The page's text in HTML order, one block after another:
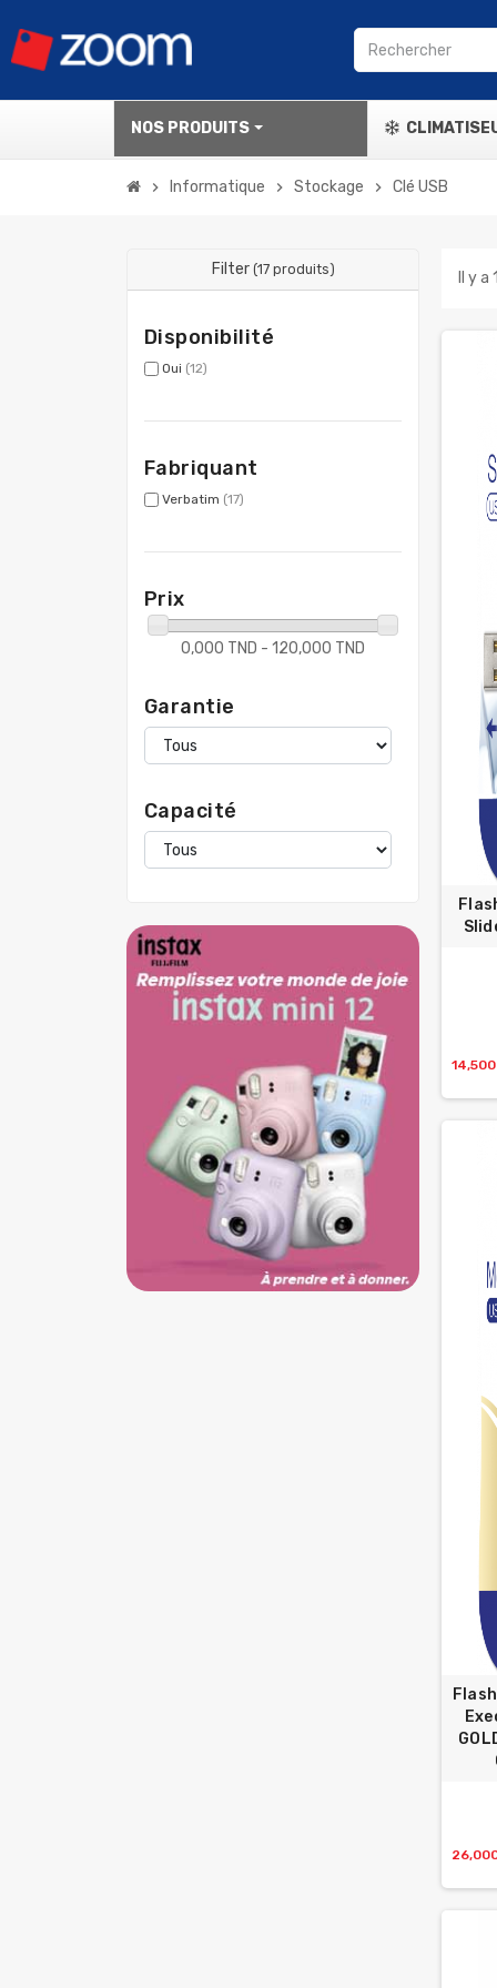
NOS PRODUITS
chevron_right Informatique chevron_right Stockage chevron_right Clé USB
Filter (17 produits)
Disponibilité
Oui (12)
Fabriquant
Verbatim (17)
Prix
0,000 TND - 120,000 TND
Garantie
Capacité
Il y